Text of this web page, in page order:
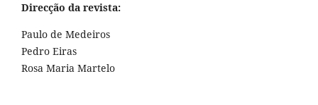
Direcção da revista:
Paulo de Medeiros
Pedro Eiras
Rosa Maria Martelo